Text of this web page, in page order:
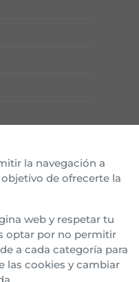
la navegación a
de ofrecerte la
web y respetar tu
optar por no permitir
a cada categoría para
las cookies y cambiar